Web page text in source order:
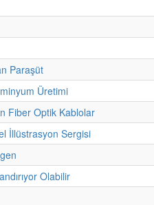
Paraşüt
Üretimi
Fiber Optik Kablolar
İllüstrasyon Sergisi
Olabilir